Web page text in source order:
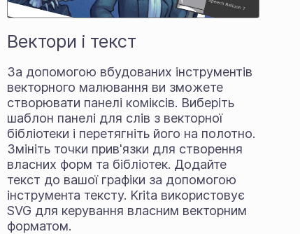
Вектори і текст
За допомогою вбудованих інструментів
векторного малювання ви зможете
створювати панелі коміксів. Виберіть
шаблон панелі для слів з векторної
бібліотеки і перетягніть його на полотно.
Змініть точки прив'язки для створення
власних форм та бібліотек. Додайте
текст до вашої графіки за допомогою
інструмента тексту. Krita використовує
SVG для керування власним векторним
форматом.